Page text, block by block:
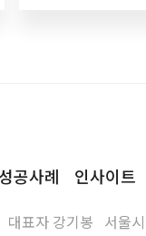
공사례 인사이트
대표자 강기봉 서울